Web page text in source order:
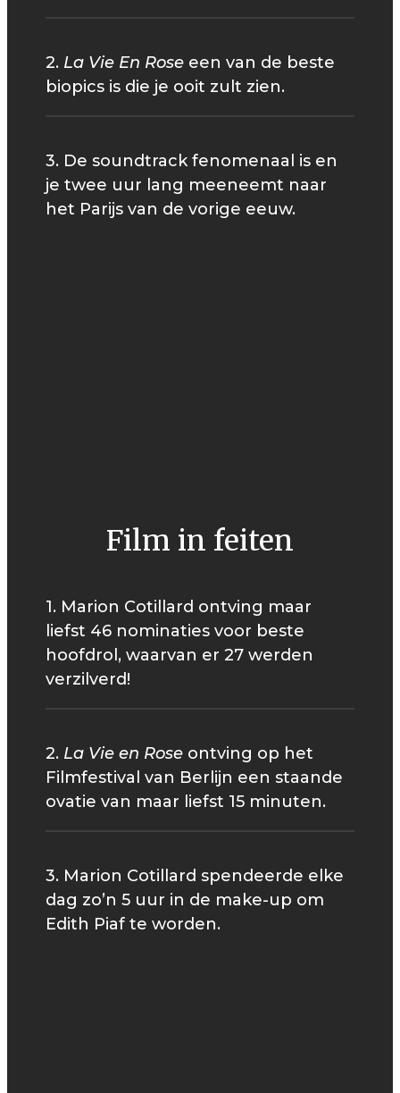
2. La Vie En Rose een van de beste
biopics is die je ooit zult zien.
3. De soundtrack fenomenaal is en
je twee uur lang meeneemt naar
het Parijs van de vorige eeuw.
Film in feiten
1. Marion Cotillard ontving maar
liefst 46 nominaties voor beste
hoofdrol, waarvan er 27 werden
verzilverd!
2. La Vie en Rose ontving op het
Filmfestival van Berlijn een staande
ovatie van maar liefst 15 minuten.
3. Marion Cotillard spendeerde elke
dag zo’n 5 uur in de make-up om
Edith Piaf te worden.